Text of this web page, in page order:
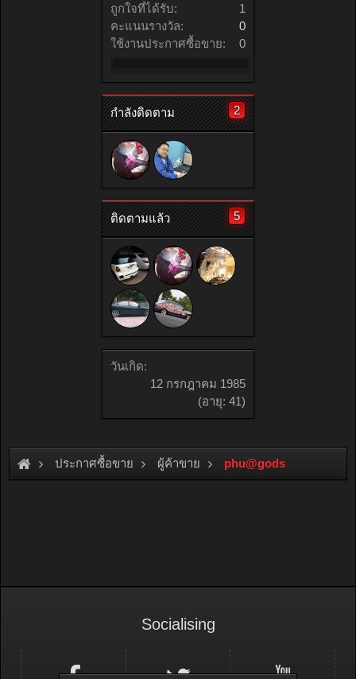
ถูกใจที่ได้รับ:
1
คะแนนรางวัล:
0
ใช้งานประกาศซื้อขาย:
0
กำลังติดตาม 2
ติดตามแล้ว 5
วันเกิด:
12 กรกฎาคม 1985
(อายุ: 41)
ประกาศซื้อขาย ผู้ค้าขาย phu@gods
Socialising